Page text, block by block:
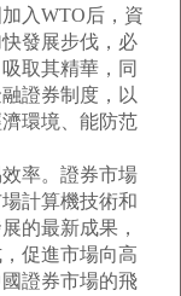
入WTO后，資
發展步伐，必
取其精華，同
證券制度，以
環境、能防范
率。證券市場
計算機技術和
的最新成果，
促進市場向高
證券市場的飛